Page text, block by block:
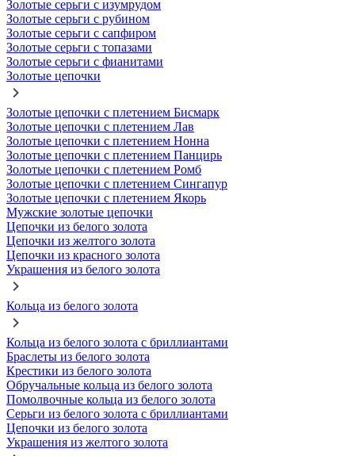
Золотые серьги с изумрудом
Золотые серьги с рубином
Золотые серьги с сапфиром
Золотые серьги с топазами
Золотые серьги с фианитами
Золотые цепочки
Золотые цепочки с плетением Бисмарк
Золотые цепочки с плетением Лав
Золотые цепочки с плетением Нонна
Золотые цепочки с плетением Панцирь
Золотые цепочки с плетением Ромб
Золотые цепочки с плетением Сингапур
Золотые цепочки с плетением Якорь
Мужские золотые цепочки
Цепочки из белого золота
Цепочки из желтого золота
Цепочки из красного золота
Украшения из белого золота
Кольца из белого золота
Кольца из белого золота с бриллиантами
Браслеты из белого золота
Крестики из белого золота
Обручальные кольца из белого золота
Помолвочные кольца из белого золота
Серьги из белого золота с бриллиантами
Цепочки из белого золота
Украшения из желтого золота